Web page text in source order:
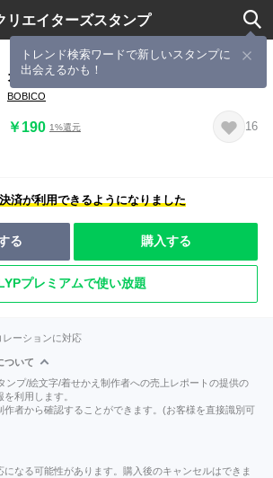
リエイターズスタンプ
トレンド検索ワードで新しいスタンプに
出会えるかも！
オニくん
BOBICO
￥190 1%還元 16
済が利用できるようになりました
る 購入する
プレミアムで使い放題
レーションに対応
ついて
ンプ/絵文字/着せかえ制作者への売上レポートの提供の
利用します。
作者から確認することができます。(お客様を直接識別可
なる可能性があります。購入後のキャンセルはできま